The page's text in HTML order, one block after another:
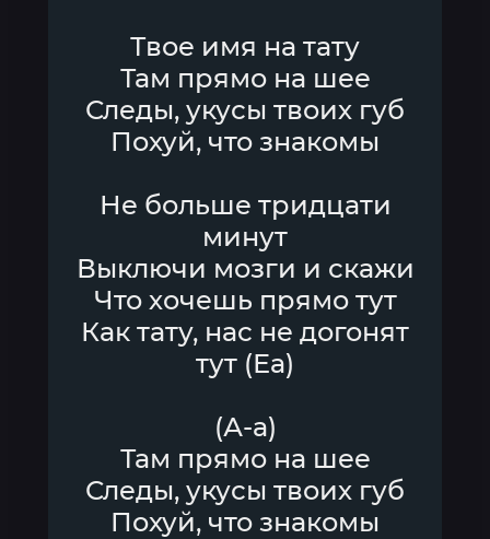
Твое имя на тату
Там прямо на шее
Следы, укусы твоих губ
Похуй, что знакомы
Не больше тридцати
минут
Выключи мозги и скажи
Что хочешь прямо тут
Как тату, нас не догонят
тут (Еа)
(А-а)
Там прямо на шее
Следы, укусы твоих губ
Похуй, что знакомы